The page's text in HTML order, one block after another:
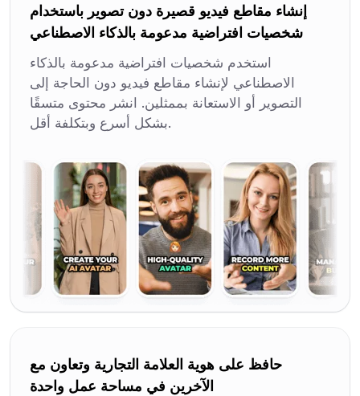
إنشاء مقاطع فيديو قصيرة دون تصوير باستخدام
شخصيات افتراضية مدعومة بالذكاء الاصطناعي
استخدم شخصيات افتراضية مدعومة بالذكاء
الاصطناعي لإنشاء مقاطع فيديو دون الحاجة إلى
التصوير أو الاستعانة بممثلين. انشر محتوى متسقًا
بشكل أسرع وبتكلفة أقل.
حافظ على هوية العلامة التجارية وتعاون مع
الآخرين في مساحة عمل واحدة